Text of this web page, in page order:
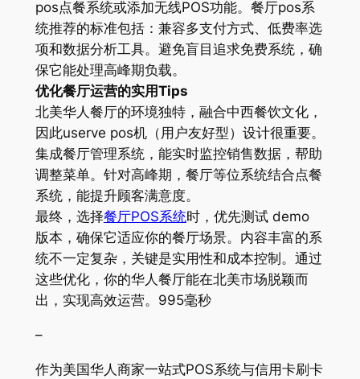
pos点餐系统或添加无线POS功能。餐厅pos系
统推荐的标准包括：兼容多支付方式、低费率选
项和数据分析工具。避免盲目追求免费系统，确
保它能处理高峰期负载。
优化餐厅运营的实用Tips
北美华人餐厅的环境独特，融合中西餐饮文化，
因此userve pos机（用户友好型）设计很重要。
集成餐厅管理系统，能实时监控销售数据，帮助
调整菜单。针对高峰期，餐厅等位系统结合点餐
系统，能提升顾客满意度。
最终，选择餐厅POS系统时，优先测试 demo
版本，确保它适应你的餐厅场景。内容丰富的系
统不一定复杂，关键是实用性和成本控制。通过
这些优化，你的华人餐厅能在北美市场脱颖而
出，实现高效运营。995毫秒
–
作为美国华人商家一站式POS系统与信用卡刷卡